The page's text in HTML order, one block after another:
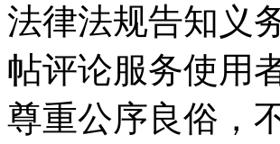
法律法规告知义
帖评论服务使用
尊重公序良俗，